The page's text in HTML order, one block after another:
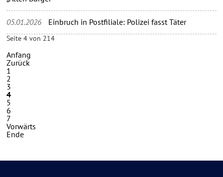
05.01.2026 Einbruch in Postfiliale: Polizei fasst Täter
Seite 4 von 214
Anfang
Zurück
1
2
3
4
5
6
7
Vorwärts
Ende